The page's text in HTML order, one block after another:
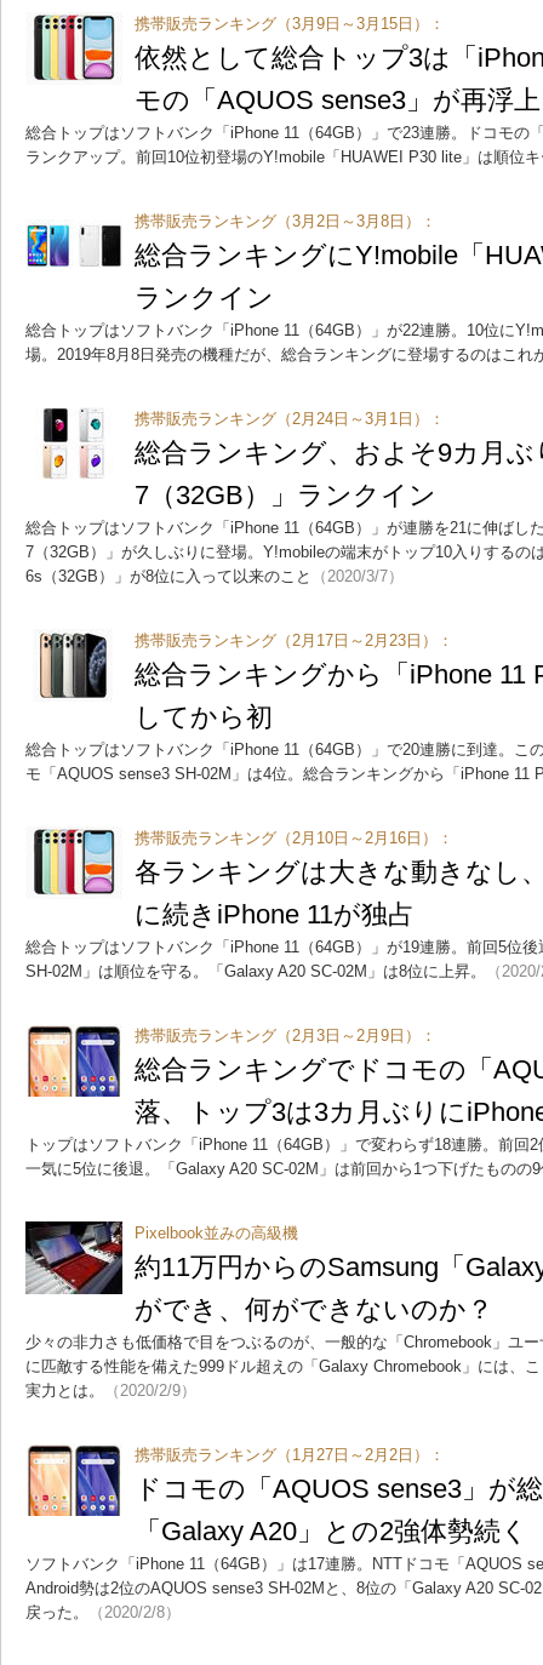
携帯販売ランキング（3月9日～3月15日）：
依然として総合トップ3は「
モの「AQUOS sense3」が再浮上
総合トップはソフトバンク「iPhone 11（64GB）」で23連勝。ドコモの
ランクアップ。前回10位初登場のY!mobile「HUAWEI P30 lite」は順位
携帯販売ランキング（3月2日～3月8日）：
総合ランキングにY!mobile「
ランクイン
総合トップはソフトバンク「iPhone 11（64GB）」が22連勝。10位に
場。2019年8月8日発売の機種だが、総合ランキングに登場するのはこれ
携帯販売ランキング（2月24日～3月1日）：
総合ランキング、およそ9カ月ぶ
7（32GB）」ランクイン
総合トップはソフトバンク「iPhone 11（64GB）」が連勝を21に伸ばし
7（32GB）」が久しぶりに登場。Y!mobileの端末がトップ10入りするの
6s（32GB）」が8位に入って以来のこと
（2020/3/7）
携帯販売ランキング（2月17日～2月23日）：
総合ランキングから「iPhone
してから初
総合トップはソフトバンク「iPhone 11（64GB）」で20連勝に到達。こ
モ「AQUOS sense3 SH-02M」は4位。総合ランキングから「iPhone 11
携帯販売ランキング（2月10日～2月16日）：
各ランキングは大きな動きなし
に続きiPhone 11が独占
総合トップはソフトバンク「iPhone 11（64GB）」が19連勝。前回5位
SH-02M」は順位を守る。「Galaxy A20 SC-02M」は8位に上昇。
（
携帯販売ランキング（2月3日～2月9日）：
総合ランキングでドコモの「
落、トップ3は3カ月ぶりに
トップはソフトバンク「iPhone 11（64GB）」で変わらず18連勝。前回
一気に5位に後退。「Galaxy A20 SC-02M」は前回から1つ下げたものの
Pixelbook並みの高級機
約11万円からのSamsung「
ができ、何ができないのか？
少々の非力さも低価格で目をつぶるのが、一般的な「Chromebook」ユ
に匹敵する性能を備えた999ドル超えの「Galaxy Chromebook」には、
実力とは。
（2020/2/9）
携帯販売ランキング（1月27日～2月2日）：
ドコモの「AQUOS sense3」
「Galaxy A20」との2強体勢続く
ソフトバンク「iPhone 11（64GB）」は17連勝。NTTドコモ「AQUOS
Android勢は2位のAQUOS sense3 SH-02Mと、8位の「Galaxy A20 SC-
戻った。
（2020/2/8）